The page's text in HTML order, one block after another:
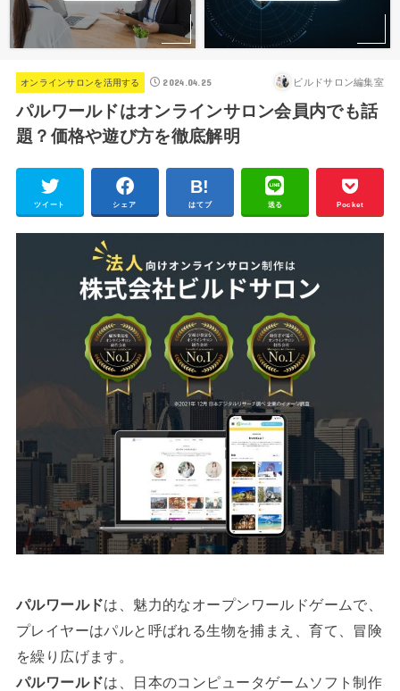
オンラインサロンを活用する 2024.04.25 ビルドサロン編集室
パルワールドはオンラインサロン会員内でも話
題？価格や遊び方を徹底解明
ツイート シェア はてブ 送る Pocket
パルワールドは、魅力的なオープンワールドゲームで、
プレイヤーはパルと呼ばれる生物を捕まえ、育て、冒険
を繰り広げます。
パルワールドは、日本のコンピュータゲームソフト制作